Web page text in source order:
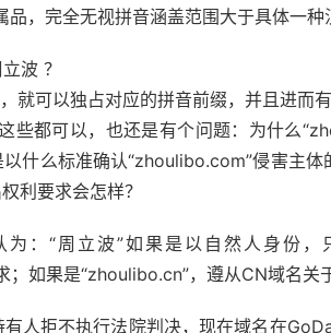
品，完全无视拼音涵盖范围大于具体一种
波 ？
就可以独占对应的拼音前缀，并且进而
些都可以，也还是有个问题：为什么
以什么标准确认“zhoulibo.com”侵害主
利要求会怎样？
：“周立波”如果是以自然人身份，
如果是“zhoulibo.cn”，遵从CN域名关于
人拒不执行法院判决，现在域名在